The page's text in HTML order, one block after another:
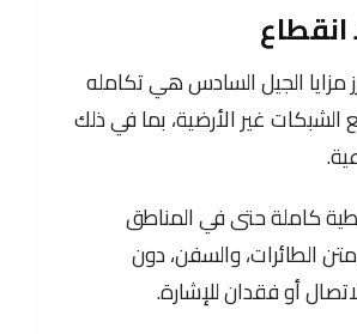
انقطاع
مزايا الجيل السادس هي تكامله
الشبكات غير الأرضية، بما في ذلك
كاملة حتى في المناطق
متن الطائرات، والسفن، دون
أو فقدان للإشارة.